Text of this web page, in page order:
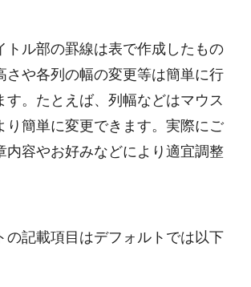
トル部の罫線は表で作成したもの
さや各列の幅の変更等は簡単に行
す。たとえば、列幅などはマウス
り簡単に変更できます。実際にご
内容やお好みなどにより適宜調整
の記載項目はデフォルトでは以下